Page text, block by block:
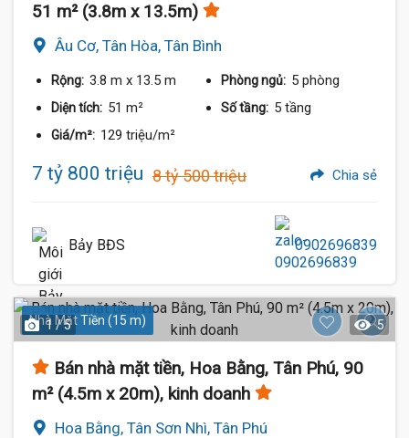
51 m² (3.8m x 13.5m)
Âu Cơ, Tân Hòa, Tân Bình
Rộng: 3.8 m x 13.5 m Phòng ngủ: 5 phòng
Diện tích: 51 m² Số tầng: 5 tầng
Giá/m²: 129 triệu/m²
7 tỷ 800 triệu 8 tỷ 500 triệu Chia sẻ
Bảy BĐS 0902696839
Nhà Mặt Tiền (15 m)
1 / 5 5
Bán nhà mặt tiền, Hoa Bằng, Tân Phú, 90
m² (4.5m x 20m), kinh doanh
Hoa Bằng, Tân Sơn Nhì, Tân Phú